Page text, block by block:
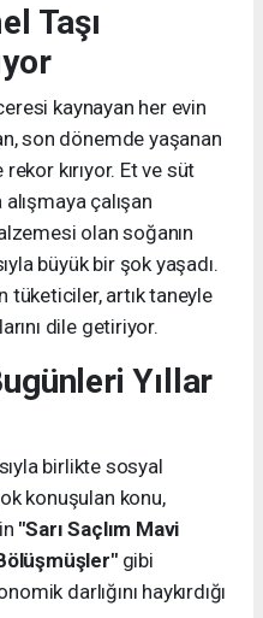
Taşı
kaynayan her evin
son dönemde yaşanan
kırıyor. Et ve süt
çalışan
olan soğanın
büyük bir şok yaşadı.
tüketiciler, artık taneyle
dile getiriyor.
Yıllar
birlikte sosyal
konuşulan konu,
"Sarı Saçlım Mavi
gibi
darlığını haykırdığı